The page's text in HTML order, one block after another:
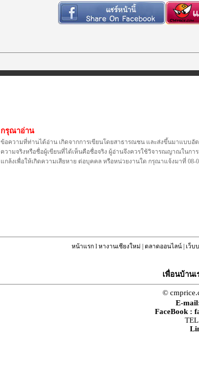
กรุณาอ่าน
ข้อความที่ท่านได้อ่าน เกิดจากการเขียนโดยสาธารณชน และส่งขึ้นมาแบบอั
ความจริงหรือชื่อผู้เขียนที่ได้เห็นคือชื่อจริง ผู้อ่านจึงควรใช้วิจารณญาณในก
แกล้งเพื่อให้เกิดความเสียหาย ต่อบุคคล หรือหน่วยงานใด กรุณาแจ้งมาที่
หน้าแรกl หางานเชียงใหม่ | ตลาดออนไลน์| เว็บ
เพื่อนบ้าน
©
E-
FaceBook :